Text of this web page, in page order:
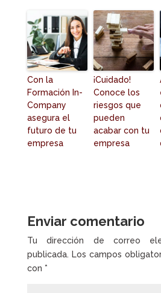
Con la
Formación In-
Company
asegura el
futuro de tu
empresa
¡Cuidado!
Conoce los
riesgos que
pueden
acabar con tu
empresa
Enviar comentario
Tu dirección de correo
publicada. Los campos
con *